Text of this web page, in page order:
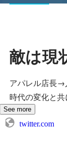
敵は現
アパレル店長→
時代の変化と共
See more
twitter.com